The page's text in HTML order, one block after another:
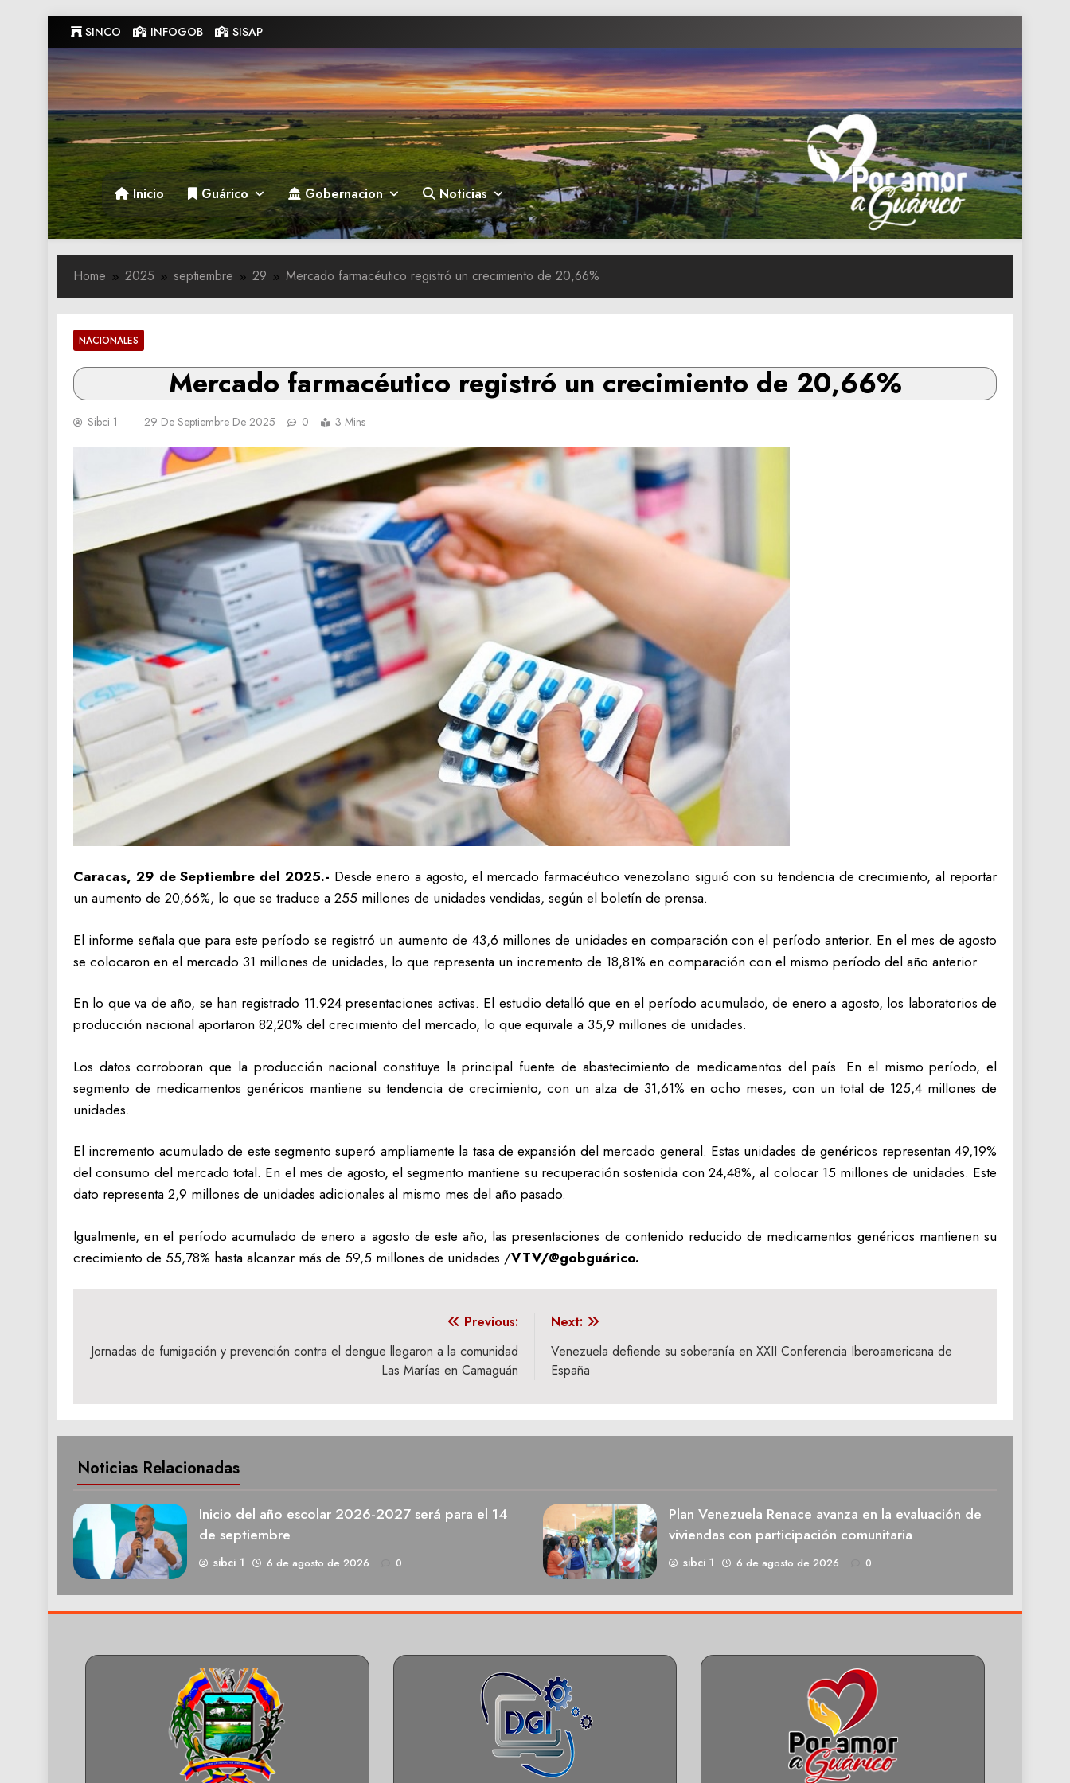
to
content
SINCO INFOGOB SISAP
Gobernacion de Guarico
Gobernacion de Guarico
Inicio Guárico Gobernacion Noticias
Home 2025 septiembre 29 Mercado farmacéutico registró un crecimiento de 20,66%
NACIONALES
Mercado farmacéutico registró un crecimiento de 20,66%
Sibci 1 29 De Septiembre De 2025 0 3 Mins
Caracas, 29 de Septiembre del 2025.- Desde enero a agosto, el mercado farmacéutico venezolano siguió con su tendencia de crecimiento, al reportar
un aumento de 20,66%, lo que se traduce a 255 millones de unidades vendidas, según el boletín de prensa.
El informe señala que para este período se registró un aumento de 43,6 millones de unidades en comparación con el período anterior. En el mes de agosto
se colocaron en el mercado 31 millones de unidades, lo que representa un incremento de 18,81% en comparación con el mismo período del año anterior.
En lo que va de año, se han registrado 11.924 presentaciones activas. El estudio detalló que en el período acumulado, de enero a agosto, los laboratorios de
producción nacional aportaron 82,20% del crecimiento del mercado, lo que equivale a 35,9 millones de unidades.
Los datos corroboran que la producción nacional constituye la principal fuente de abastecimiento de medicamentos del país. En el mismo período, el
segmento de medicamentos genéricos mantiene su tendencia de crecimiento, con un alza de 31,61% en ocho meses, con un total de 125,4 millones de
unidades.
El incremento acumulado de este segmento superó ampliamente la tasa de expansión del mercado general. Estas unidades de genéricos representan 49,19%
del consumo del mercado total. En el mes de agosto, el segmento mantiene su recuperación sostenida con 24,48%, al colocar 15 millones de unidades. Este
dato representa 2,9 millones de unidades adicionales al mismo mes del año pasado.
Igualmente, en el período acumulado de enero a agosto de este año, las presentaciones de contenido reducido de medicamentos genéricos mantienen su
crecimiento de 55,78% hasta alcanzar más de 59,5 millones de unidades./VTV/@gobguárico.
de
Previous:
Jornadas de fumigación y prevención contra el dengue llegaron a la comunidad
Las Marías en Camaguán
Next:
Venezuela defiende su soberanía en XXII Conferencia Iberoamericana de
España
Noticias Relacionadas
Inicio del año escolar 2026-2027 será para el 14
de septiembre
sibci 1 6 de agosto de 2026 0
Plan Venezuela Renace avanza en la evaluación de
viviendas con participación comunitaria
sibci 1 6 de agosto de 2026 0